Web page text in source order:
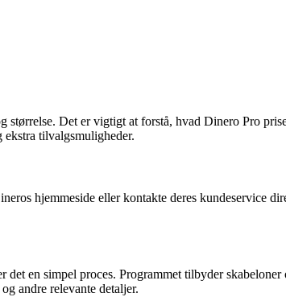
Det er vigtigt at forstå, hvad Dinero Pro
tilvalgsmuligheder.
hjemmeside eller kontakte deres kundeservice
en simpel proces. Programmet tilbyder
andre relevante detaljer.